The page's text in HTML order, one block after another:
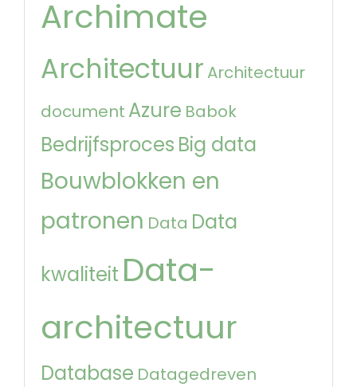
Archimate
Architectuur Architectuur
document Azure Babok
Bedrijfsproces Big data
Bouwblokken en
patronen Data Data
kwaliteit Data-
architectuur
Database Datagedreven